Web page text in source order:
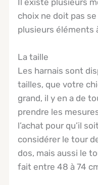
choix ne doit pas
plusieurs éléments
La taille
Les harnais sont
tailles, que votre
grand, il y en a de
prendre les
l’achat pour qu’il
considérer le tour
dos, mais aussi le
fait entre 48 à 74